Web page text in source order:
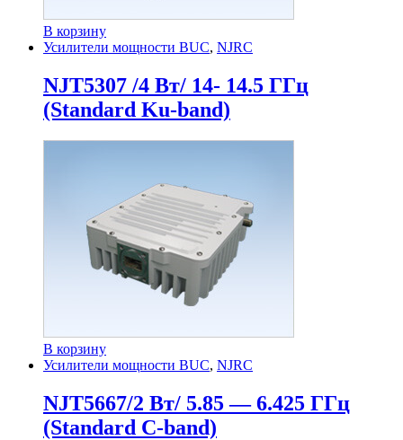
В корзину
Усилители мощности BUC, NJRC
NJT5307 /4 Вт/ 14- 14.5 ГГц
(Standard Ku-band)
В корзину
Усилители мощности BUC, NJRC
NJT5667/2 Вт/ 5.85 — 6.425 ГГц
(Standard C-band)